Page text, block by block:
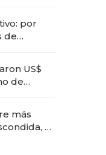
por
de
US$
de
más
el